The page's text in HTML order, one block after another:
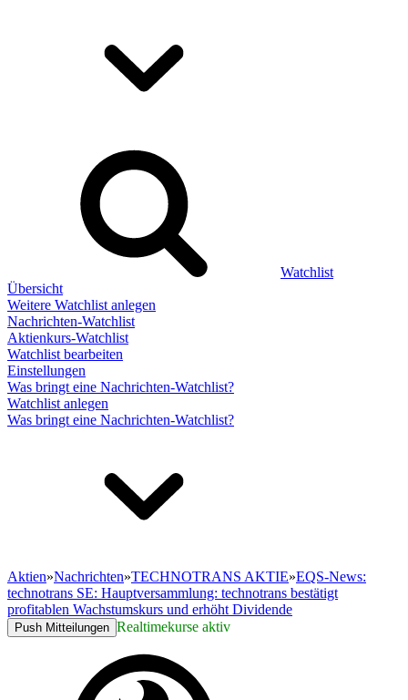
Watchlist
Übersicht
Weitere Watchlist anlegen
Nachrichten-Watchlist
Aktienkurs-Watchlist
Watchlist bearbeiten
Einstellungen
Was bringt eine Nachrichten-Watchlist?
Watchlist anlegen
Was bringt eine Nachrichten-Watchlist?
Aktien»Nachrichten»TECHNOTRANS AKTIE»EQS-News:
technotrans SE: Hauptversammlung: technotrans bestätigt
profitablen Wachstumskurs und erhöht Dividende
Push Mitteilungen Realtimekurse aktiv